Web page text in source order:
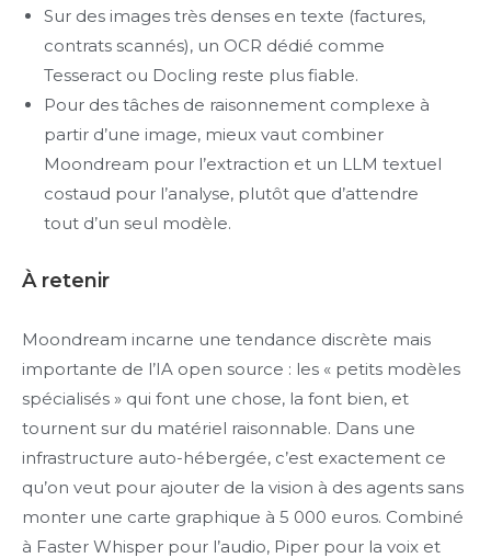
Sur des images très denses en texte (factures,
contrats scannés), un OCR dédié comme
Tesseract ou Docling reste plus fiable.
Pour des tâches de raisonnement complexe à
partir d’une image, mieux vaut combiner
Moondream pour l’extraction et un LLM textuel
costaud pour l’analyse, plutôt que d’attendre
tout d’un seul modèle.
À retenir
Moondream incarne une tendance discrète mais
importante de l’IA open source : les « petits modèles
spécialisés » qui font une chose, la font bien, et
tournent sur du matériel raisonnable. Dans une
infrastructure auto-hébergée, c’est exactement ce
qu’on veut pour ajouter de la vision à des agents sans
monter une carte graphique à 5 000 euros. Combiné
à Faster Whisper pour l’audio, Piper pour la voix et